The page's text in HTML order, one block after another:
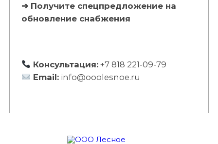
➔ Получите спецпредложение на
обновление снабжения
Консультация:+7 818 221-09-79
Email:info@ooolesnoe.ru